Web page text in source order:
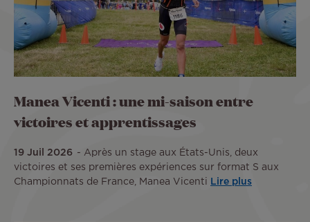
Manea Vicenti : une mi-saison entre
victoires et apprentissages
19 Juil 2026
Après un stage aux États-Unis, deux
victoires et ses premières expériences sur format S aux
Championnats de France, Manea Vicenti
Lire plus